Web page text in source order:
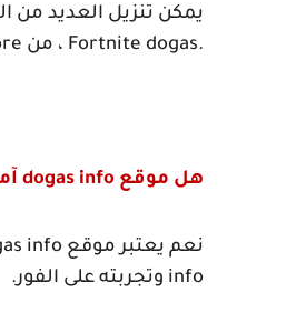
يمكن تنزيل العديد من
Fortnite ، من dogas.
هل موقع dogas info
نعم يعتبر موقع info
info وتجربته على الفور.